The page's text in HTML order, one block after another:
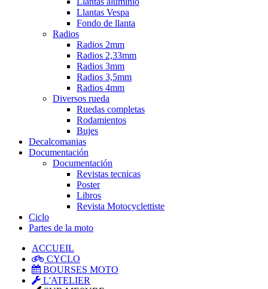
Llantas Vespa
Fondo de llanta
Radios
Radios 2mm
Radios 2,33mm
Radios 3mm
Radios 3,5mm
Radios 4mm
Diversos rueda
Ruedas completas
Rodamientos
Bujes
Decalcomanias
Documentación
Documentación
Revistas tecnicas
Poster
Libros
Revista Motocyclettiste
Ciclo
Partes de la moto
ACCUEIL
CYCLO
BOURSES MOTO
L'ATELIER